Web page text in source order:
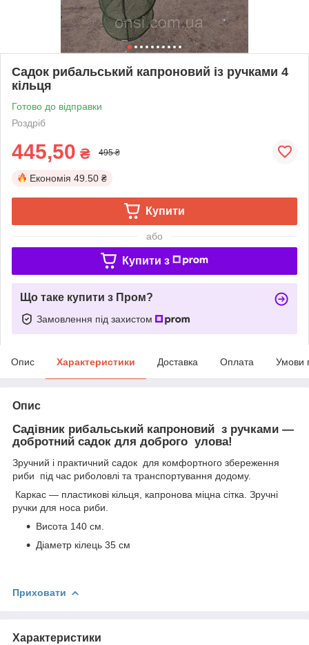
Садок рибальський капроновий із ручками 4
кільця
Готово до відправки
Роздріб
445,50 ₴ 495 ₴
Економія 49.50 ₴
Купити
або
Купити з
Що таке купити з Пром?
Замовлення під захистом
Опис Характеристики Доставка Оплата Умови
Опис
Садівник рибальський капроновий з ручками —
добротний садок для доброго улова!
Зручний і практичний садок для комфортного збереження
риби під час риболовлі та транспортування додому.
Каркас — пластикові кільця, капронова міцна сітка. Зручні
ручки для носа риби.
Висота 140 см.
Діаметр кілець 35 см
Приховати
Характеристики